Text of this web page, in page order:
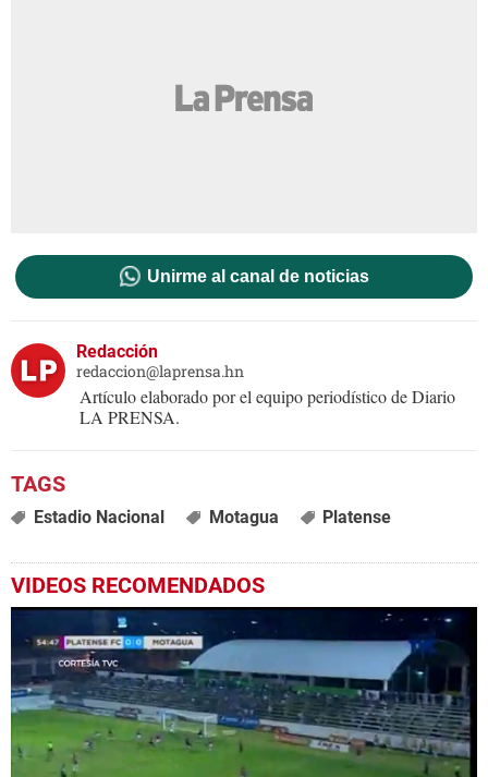
Unirme al canal de noticias
Redacción
redaccion@laprensa.hn
Artículo elaborado por el equipo periodístico de Diario
LA PRENSA.
Estadio Nacional Motagua Platense
VIDEOS RECOMENDADOS